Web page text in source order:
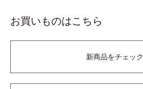
お買いものはこちら
新商品をチェック